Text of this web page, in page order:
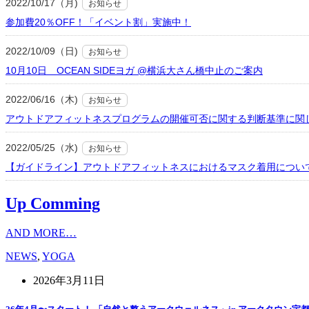
2022/10/17（月) お知らせ
参加費20％OFF！「イベント割」実施中！
2022/10/09（日) お知らせ
10月10日 OCEAN SIDEヨガ @横浜大さん橋中止のご案内
2022/06/16（木) お知らせ
アウトドアフィットネスプログラムの開催可否に関する判断基準に関
2022/05/25（水) お知らせ
【ガイドライン】アウトドアフィットネスにおけるマスク着用につい
Up Comming
AND MORE…
NEWS, YOGA
2026年3月11日